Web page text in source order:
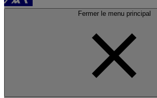
Fermer le menu principal